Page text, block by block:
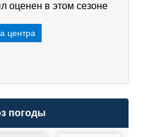
оценен в этом сезоне
центра
погоды